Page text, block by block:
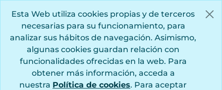
Esta Web utiliza cookies propias y de terceros
necesarias para su funcionamiento, para
analizar sus hábitos de navegación. Asimismo,
algunas cookies guardan relación con
funcionalidades ofrecidas en la web. Para
obtener más información, acceda a
nuestra Política de cookies. Para aceptar